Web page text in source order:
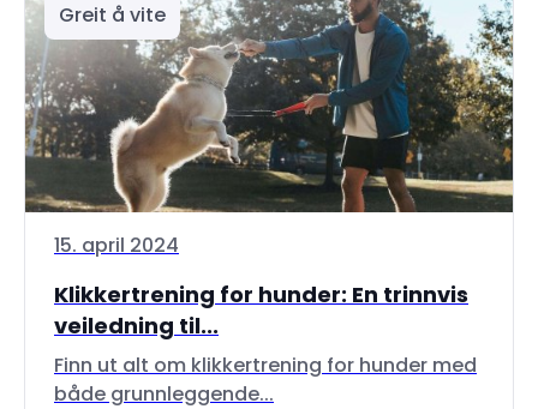
Greit å vite
15. april 2024
Klikkertrening for hunder: En trinnvis
veiledning til...
Finn ut alt om klikkertrening for hunder med
både grunnleggende...